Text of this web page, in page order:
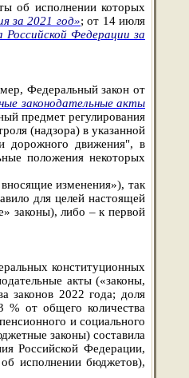
об исполнении которых
за 2021 год»; от 14 июля
Федерации за
Федеральный закон от
законодательные акты
предмет регулирования
(надзора) в указанной
дорожного движения", в
положения некоторых
изменения»), так
для целей настоящей
законы), либо – к первой
конституционных
акты («законы,
законов 2022 года; доля
% от общего количества
и социального
законы) составила
Российской Федерации,
исполнении бюджетов),